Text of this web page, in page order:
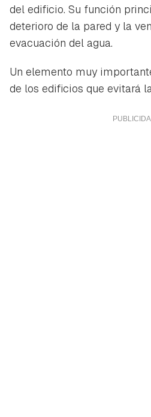
del edificio. Su función
deterioro de la pared y la
evacuación del agua.
Un elemento muy
de los edificios que evitará